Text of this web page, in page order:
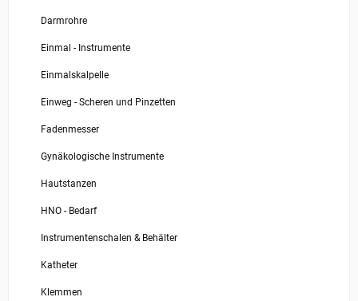
Darmrohre
Einmal - Instrumente
Einmalskalpelle
Einweg - Scheren und Pinzetten
Fadenmesser
Gynäkologische Instrumente
Hautstanzen
HNO - Bedarf
Instrumentenschalen & Behälter
Katheter
Klemmen